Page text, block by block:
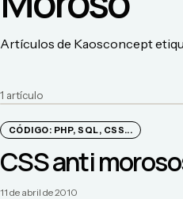
Artículos de Kaosconcept
1 artículo
CÓDIGO: PHP, SQL, CSS...
CSS anti
11 de abril de 2010